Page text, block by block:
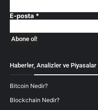
E-posta *
Haberler, Analizler ve Piyasalar
Bitcoin Nedir?
Blockchain Nedir?